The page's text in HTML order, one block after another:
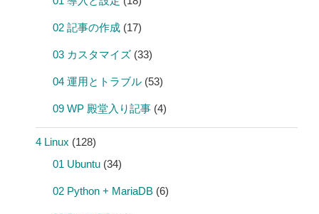
02 記事の作成 (17)
03 カスタマイズ (33)
04 運用とトラブル (53)
09 WP 殿堂入り記事 (4)
4 Linux (128)
01 Ubuntu (34)
02 Python + MariaDB (6)